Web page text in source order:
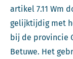
artikel 7.11 Wm
gelijktijdig met
bij de provincie
Betuwe. Het